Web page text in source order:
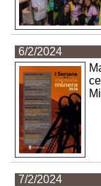
6/2/2024
7/2/2024